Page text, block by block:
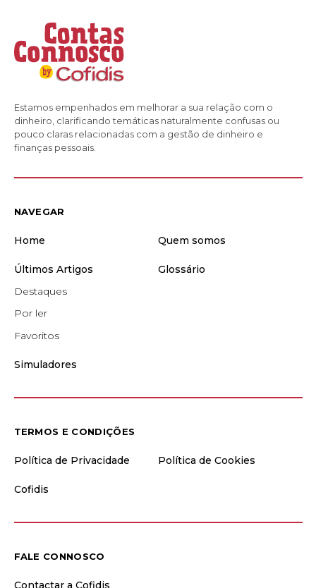
Estamos empenhados em melhorar a sua relação com o
dinheiro, clarificando temáticas naturalmente confusas ou
pouco claras relacionadas com a gestão de dinheiro e
finanças pessoais.
NAVEGAR
Home Quem somos
Últimos Artigos
Destaques
Por ler
Favoritos
Glossário
Simuladores
TERMOS E CONDIÇÕES
Política de Privacidade Política de Cookies
Cofidis
FALE CONNOSCO
Contactar a Cofidis